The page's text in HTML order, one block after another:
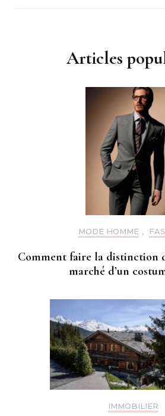
Articles
MODE HOMME ,
Comment faire la distinction
marché d’un
IMMOBILIER